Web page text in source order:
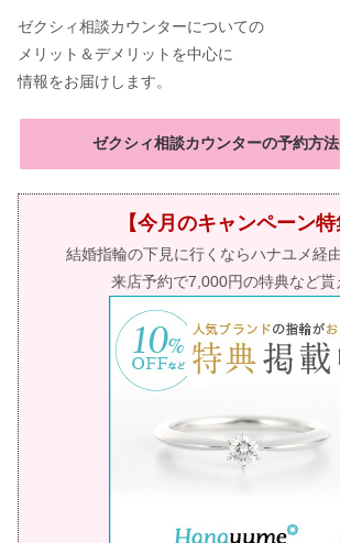
ゼクシィ相談カウンターについての
メリット＆デメリットを中心に
情報をお届けします。
ゼクシィ相談カウンターの予約方
【今月のキャンペーン特
結婚指輪の下見に行くならハナユメ経
来店予約で7,000円の特典など貰